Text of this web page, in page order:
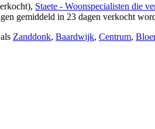
Staete - Woonspecialisten die
gemiddeld in 23 dagen verkocht
Zanddonk, Baardwijk, Centrum,